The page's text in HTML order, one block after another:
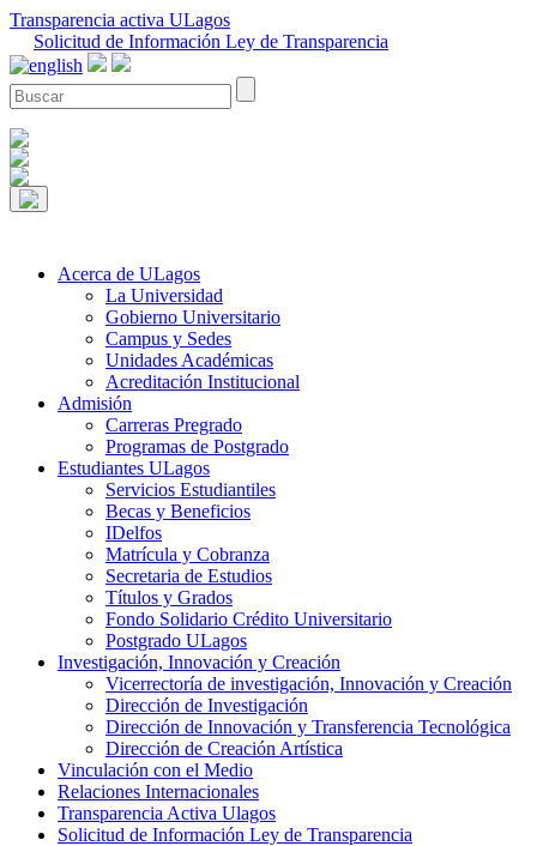
Transparencia activa ULagos
Solicitud de Información Ley de Transparencia
Acerca de ULagos
La Universidad
Gobierno Universitario
Campus y Sedes
Unidades Académicas
Acreditación Institucional
Admisión
Carreras Pregrado
Programas de Postgrado
Estudiantes ULagos
Servicios Estudiantiles
Becas y Beneficios
IDelfos
Matrícula y Cobranza
Secretaria de Estudios
Títulos y Grados
Fondo Solidario Crédito Universitario
Postgrado ULagos
Investigación, Innovación y Creación
Vicerrectoría de investigación, Innovación y Creación
Dirección de Investigación
Dirección de Innovación y Transferencia Tecnológica
Dirección de Creación Artística
Vinculación con el Medio
Relaciones Internacionales
Transparencia Activa Ulagos
Solicitud de Información Ley de Transparencia